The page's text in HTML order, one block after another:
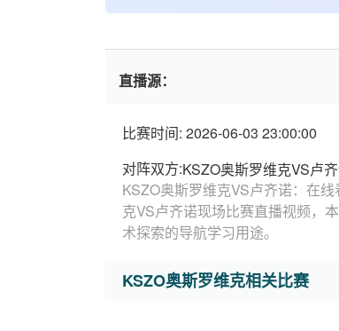
直播源：
比赛时间: 2026-06-03 23:00:00
对阵双方:KSZO奥斯罗维克VS卢
KSZO奥斯罗维克VS卢齐诺：在
克VS卢齐诺现场比赛直播视频，
术探索的导航学习用途。
KSZO奥斯罗维克相关比赛